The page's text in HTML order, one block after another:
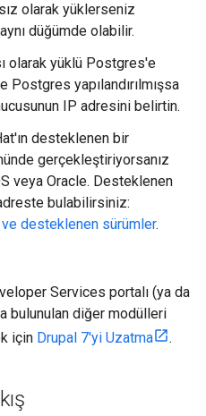
olarak yüklerseniz
düğümde olabilir.
olarak yüklü Postgres'e
Postgres yapılandırılmışsa
IP adresini belirtin.
desteklenen bir
gerçekleştiriyorsanız
veya Oracle. Desteklenen
bulabilirsiniz:
desteklenen sürümler.
Services portalı (ya da
bulunulan diğer modülleri
için Drupal 7'yi Uzatma .